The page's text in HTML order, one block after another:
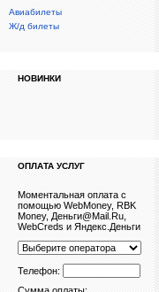
Авиабилеты
Ж/д билеты
НОВИНКИ
ОПЛАТА УСЛУГ
Моментальная оплата с
помощью WebMoney, RBK
Money, Деньги@Mail.Ru,
WebCreds и Яндекс.Деньги
Телефон: